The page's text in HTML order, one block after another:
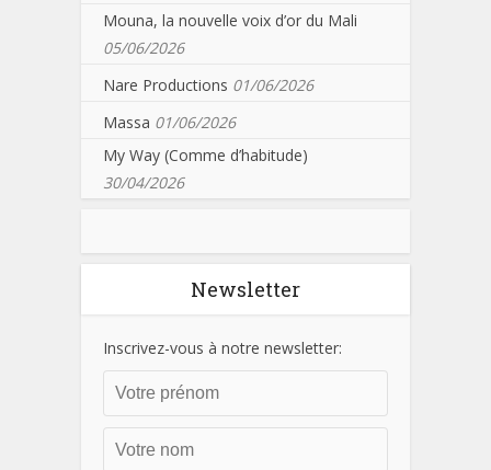
Mouna, la nouvelle voix d’or du Mali
05/06/2026
Nare Productions 01/06/2026
Massa 01/06/2026
My Way (Comme d’habitude)
30/04/2026
Newsletter
Inscrivez-vous à notre newsletter: